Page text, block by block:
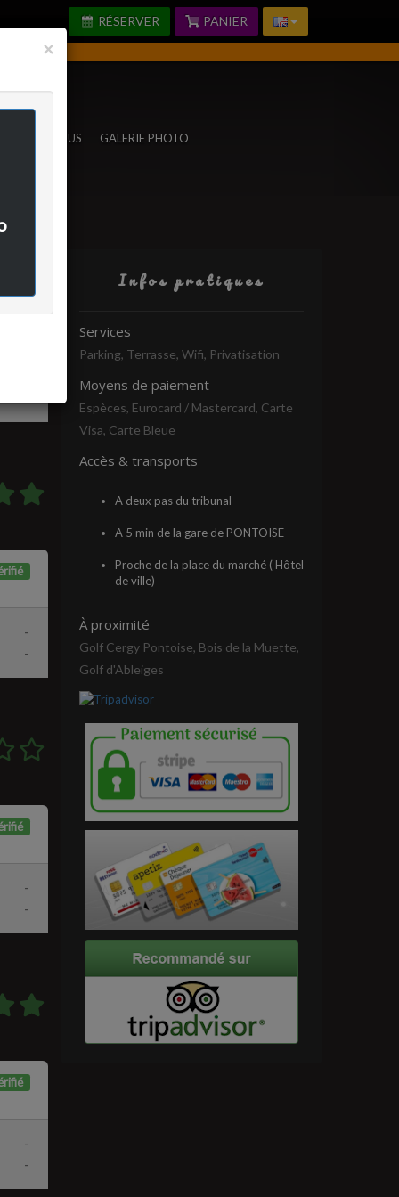
PANIER
RÉSERVER
NOUS GALERIE PHOTO
-
-
-
-
-
-
Infos pratiques
Services
Parking, Terrasse, Wifi, Privatisation
Moyens de paiement
Espèces, Eurocard / Mastercard, Carte
Visa, Carte Bleue
Accès & transports
A deux pas du tribunal
A 5 min de la gare de PONTOISE
Proche de la place du marché ( Hôtel
de ville)
À proximité
Golf Cergy Pontoise, Bois de la Muette,
Golf d'Ableiges
×Fermer